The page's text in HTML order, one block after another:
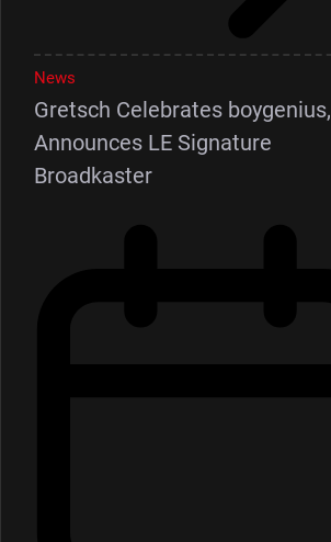
News
Gretsch Celebrates boygenius,
Announces LE Signature
Broadkaster